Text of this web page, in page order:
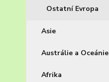
Ostatní Evropa
Asie
Austrálie a Oceánie
Afrika